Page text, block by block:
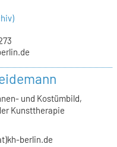
und Kostümbild,
Kunsttherapie
berlin.de